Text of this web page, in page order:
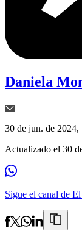
Daniela
30 de jun. de 2024,
Actualizado el 30
Sigue el canal de